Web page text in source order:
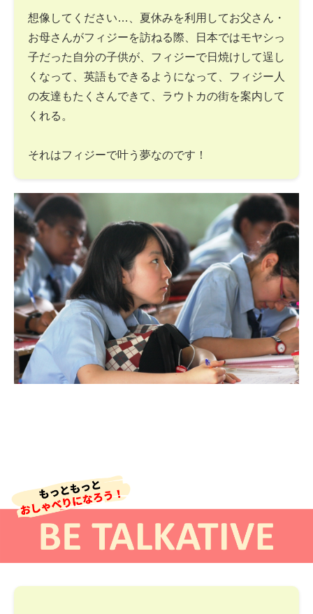
想像してください…、夏休みを利用してお父さん・
お母さんがフィジーを訪ねる際、日本ではモヤシっ
子だった自分の子供が、フィジーで日焼けして逞し
くなって、英語もできるようになって、フィジー人
の友達もたくさんできて、ラウトカの街を案内して
くれる。
それはフィジーで叶う夢なのです！